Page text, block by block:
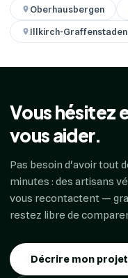
Oberhausbergen
Illkirch-Graffenstaden
Vous hésitez
vous aider.
Pas besoin d'avoir tout
minutes : des artisans
vous recontactent —
restez libre de
Décrire mon projet